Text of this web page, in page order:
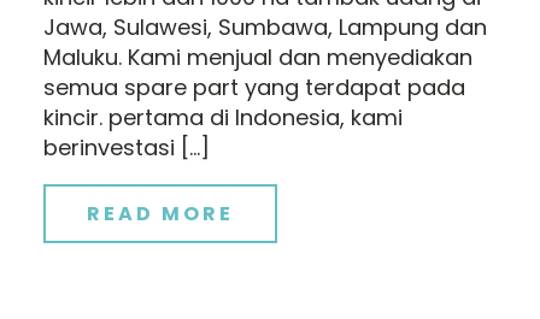
Jawa, Sulawesi, Sumbawa, Lampung dan
Maluku. Kami menjual dan menyediakan
semua spare part yang terdapat pada
kincir. pertama di Indonesia, kami
berinvestasi […]
READ MORE